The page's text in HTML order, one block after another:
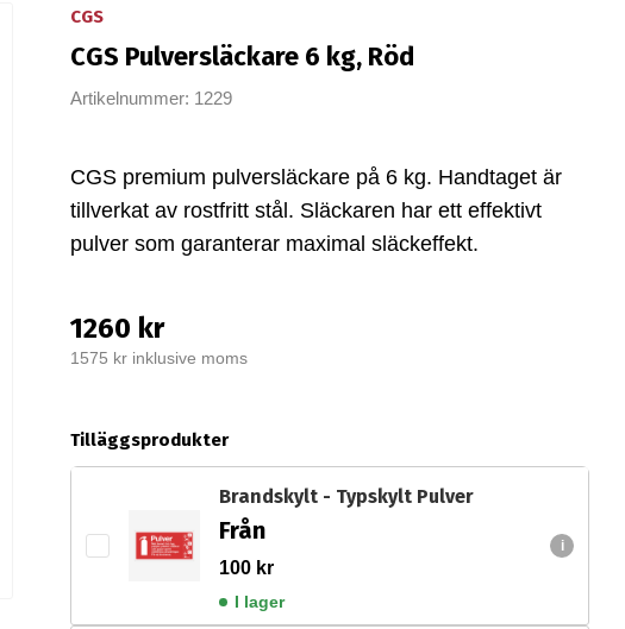
CGS
CGS Pulversläckare 6 kg, Röd
Artikelnummer: 1229
CGS premium pulversläckare på 6 kg. Handtaget är
tillverkat av rostfritt stål. Släckaren har ett effektivt
pulver som garanterar maximal släckeffekt.
1260 kr
1575 kr inklusive moms
Tilläggsprodukter
Brandskylt - Typskylt Pulver
Från
100 kr
I lager